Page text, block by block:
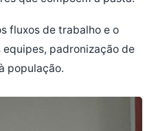
fluxos de trabalho e o
padronização de
população.